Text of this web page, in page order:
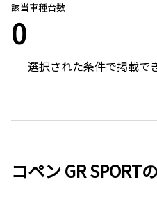
該当車種台数
0
選択された条件で掲載で
コペン GR SPORT